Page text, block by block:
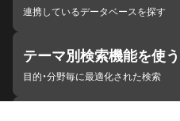
連携しているデータベースを探す
テーマ別検索機能を使う
目的・分野毎に最適化された検索